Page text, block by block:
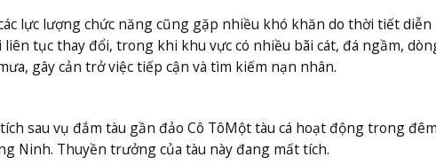
lực lượng chức năng cũng gặp nhiều khó khăn do thời tiết
tục thay đổi, trong khi khu vực có nhiều bãi cát, đá ngầm,
gây cản trở việc tiếp cận và tìm kiếm nạn nhân.
sau vụ đắm tàu gần đảo Cô TôMột tàu cá hoạt động trong
Ninh. Thuyền trưởng của tàu này đang mất tích.